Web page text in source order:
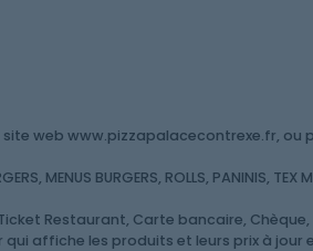
web www.pizzapalacecontrexe.fr, ou
MENUS BURGERS, ROLLS, PANINIS, TEX
Restaurant, Carte bancaire, Chèque,
affiche les produits et leurs prix à jour